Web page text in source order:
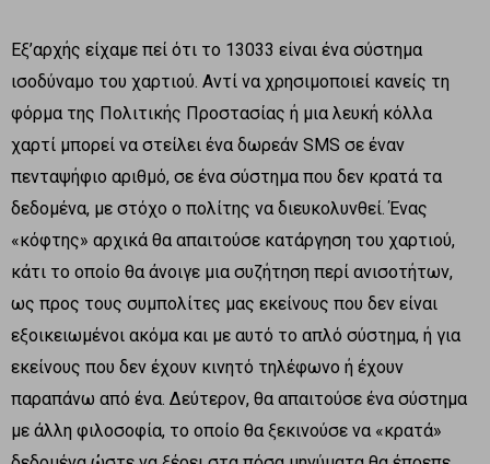
Εξ’αρχής είχαμε πεί ότι το 13033 είναι ένα σύστημα
ισοδύναμο του χαρτιού. Αντί να χρησιμοποιεί κανείς τη
φόρμα της Πολιτικής Προστασίας ή μια λευκή κόλλα
χαρτί μπορεί να στείλει ένα δωρεάν SMS σε έναν
πενταψήφιο αριθμό, σε ένα σύστημα που δεν κρατά τα
δεδομένα, με στόχο ο πολίτης να διευκολυνθεί. Ένας
«κόφτης» αρχικά θα απαιτούσε κατάργηση του χαρτιού,
κάτι το οποίο θα άνοιγε μια συζήτηση περί ανισοτήτων,
ως προς τους συμπολίτες μας εκείνους που δεν είναι
εξοικειωμένοι ακόμα και με αυτό το απλό σύστημα, ή για
εκείνους που δεν έχουν κινητό τηλέφωνο ή έχουν
παραπάνω από ένα. Δεύτερον, θα απαιτούσε ένα σύστημα
με άλλη φιλοσοφία, το οποίο θα ξεκινούσε να «κρατά»